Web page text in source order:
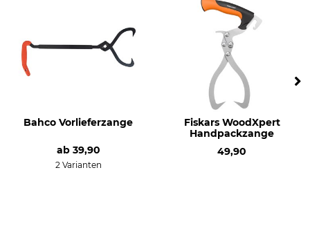
Bahco Vorlieferzange
ab 39,90
2 Varianten
Fiskars WoodXpert
Handpackzange
49,90